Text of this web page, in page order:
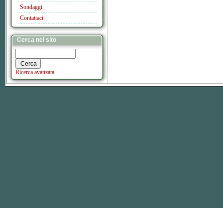
Sondaggi
Contattaci
Cerca nel sito
Ricerca avanzata